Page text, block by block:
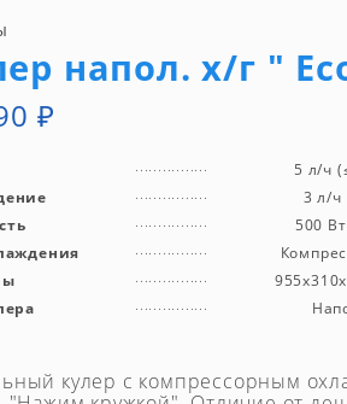
напол. х/г "
₽
5 л/ч
3 л/ч
500
кулер с компрессорным